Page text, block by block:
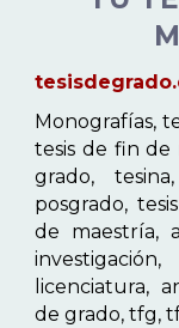
Monografías,
tesis de fin de
grado,
posgrado,
de maestría,
licenciatura,
de grado, tfg,